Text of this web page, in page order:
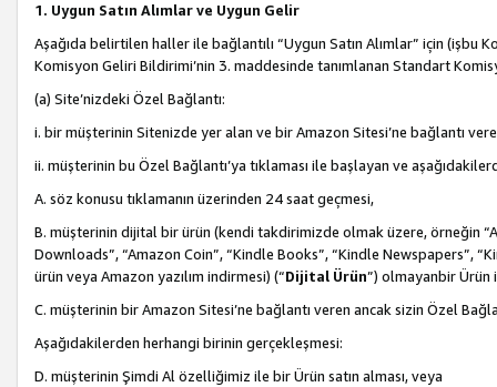
1. Uygun Satın Alımlar ve Uygun Gelir
Aşağıda belirtilen haller ile bağlantılı “Uygun Satın Alımlar” için
Komisyon Geliri Bildirimi’nin 3. maddesinde tanımlanan Standart
(a) Site’nizdeki Özel Bağlantı:
i. bir müşterinin Sitenizde yer alan ve bir Amazon Sitesi’ne bağlantı
ii. müşterinin bu Özel Bağlantı’ya tıklaması ile başlayan ve
A. söz konusu tıklamanın üzerinden 24 saat geçmesi,
B. müşterinin dijital bir ürün (kendi takdirimizde olmak üzere, örneğin
Downloads”, “Amazon Coin”, “Kindle Books”, “Kindle Newspapers”,
ürün veya Amazon yazılım indirmesi) (“Dijital Ürün”) olmayanbir Ürün
C. müşterinin bir Amazon Sitesi’ne bağlantı veren ancak sizin Özel
Aşağıdakilerden herhangi birinin gerçekleşmesi:
D. müşterinin Şimdi Al özelliğimiz ile bir Ürün satın alması, veya